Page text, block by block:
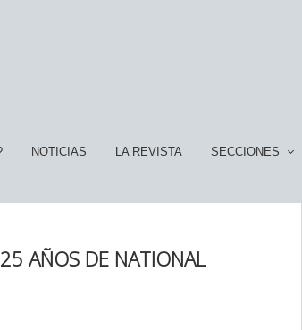
NOTICIAS LA REVISTA SECCIONES
AÑOS DE NATIONAL